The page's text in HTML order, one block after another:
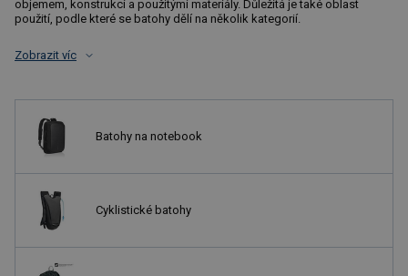
objemem, konstrukcí a použitými materiály. Důležitá je také oblast
použití, podle které se batohy dělí na několik kategorií.
Zobrazit víc
Batohy na notebook
Cyklistické batohy